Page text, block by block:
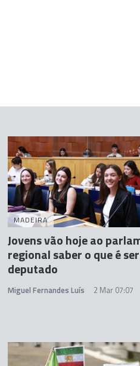
MADEIRA
Jovens vão hoje ao
regional saber o que é ser
deputado
Miguel Fernandes Luís 2 Mar 07:07